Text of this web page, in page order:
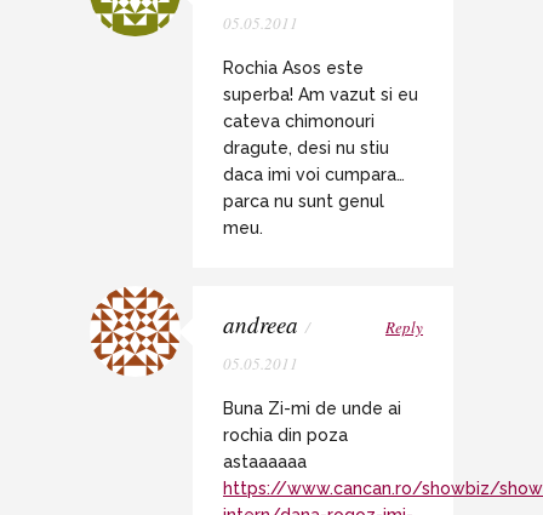
05.05.2011
Rochia Asos este
superba! Am vazut si eu
cateva chimonouri
dragute, desi nu stiu
daca imi voi cumpara…
parca nu sunt genul
meu.
andreea /
05.05.2011
Reply
Buna Zi-mi de unde ai
rochia din poza
astaaaaaa
https://www.cancan.ro/showbiz/